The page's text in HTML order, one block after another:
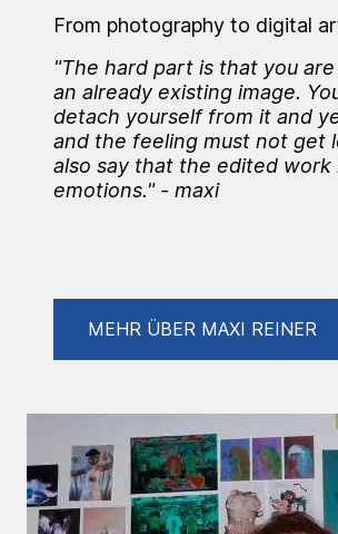
From photography to digital
"The hard part is that you
an already existing image.
detach yourself from it and
and the feeling must not get
also say that the edited work
emotions." - maxi
MEHR ÜBER MAXI REINER